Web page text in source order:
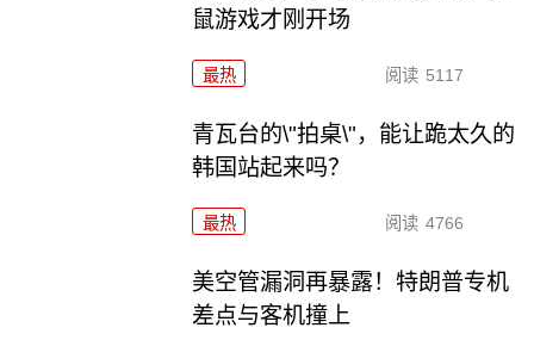
鼠游戏才刚开场
最热 阅读 5117
青瓦台的\"拍桌\"，能让跪太久的
韩国站起来吗？
最热 阅读 4766
美空管漏洞再暴露！特朗普专机
差点与客机撞上